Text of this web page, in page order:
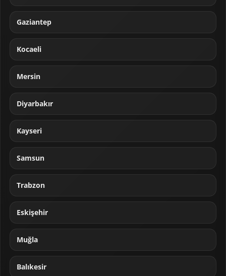
Gaziantep
Kocaeli
Mersin
Diyarbakır
Kayseri
Samsun
Trabzon
Eskişehir
Muğla
Balıkesir